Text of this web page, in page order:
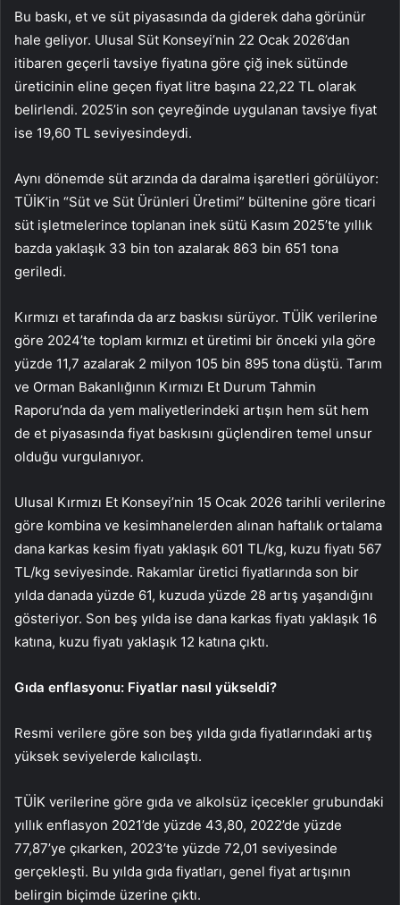
Bu baskı, et ve süt piyasasında da giderek daha görünür
hale geliyor. Ulusal Süt Konseyi’nin 22 Ocak 2026’dan
itibaren geçerli tavsiye fiyatına göre çiğ inek sütünde
üreticinin eline geçen fiyat litre başına 22,22 TL olarak
belirlendi. 2025’in son çeyreğinde uygulanan tavsiye fiyat
ise 19,60 TL seviyesindeydi.
Aynı dönemde süt arzında da daralma işaretleri görülüyor:
TÜİK’in “Süt ve Süt Ürünleri Üretimi” bültenine göre ticari
süt işletmelerince toplanan inek sütü Kasım 2025’te yıllık
bazda yaklaşık 33 bin ton azalarak 863 bin 651 tona
geriledi.
Kırmızı et tarafında da arz baskısı sürüyor. TÜİK verilerine
göre 2024’te toplam kırmızı et üretimi bir önceki yıla göre
yüzde 11,7 azalarak 2 milyon 105 bin 895 tona düştü. Tarım
ve Orman Bakanlığının Kırmızı Et Durum Tahmin
Raporu’nda da yem maliyetlerindeki artışın hem süt hem
de et piyasasında fiyat baskısını güçlendiren temel unsur
olduğu vurgulanıyor.
Ulusal Kırmızı Et Konseyi’nin 15 Ocak 2026 tarihli verilerine
göre kombina ve kesimhanelerden alınan haftalık ortalama
dana karkas kesim fiyatı yaklaşık 601 TL/kg, kuzu fiyatı 567
TL/kg seviyesinde. Rakamlar üretici fiyatlarında son bir
yılda danada yüzde 61, kuzuda yüzde 28 artış yaşandığını
gösteriyor. Son beş yılda ise dana karkas fiyatı yaklaşık 16
katına, kuzu fiyatı yaklaşık 12 katına çıktı.
Gıda enflasyonu: Fiyatlar nasıl yükseldi?
Resmi verilere göre son beş yılda gıda fiyatlarındaki artış
yüksek seviyelerde kalıcılaştı.
TÜİK verilerine göre gıda ve alkolsüz içecekler grubundaki
yıllık enflasyon 2021’de yüzde 43,80, 2022’de yüzde
77,87’ye çıkarken, 2023’te yüzde 72,01 seviyesinde
gerçekleşti. Bu yılda gıda fiyatları, genel fiyat artışının
belirgin biçimde üzerine çıktı.